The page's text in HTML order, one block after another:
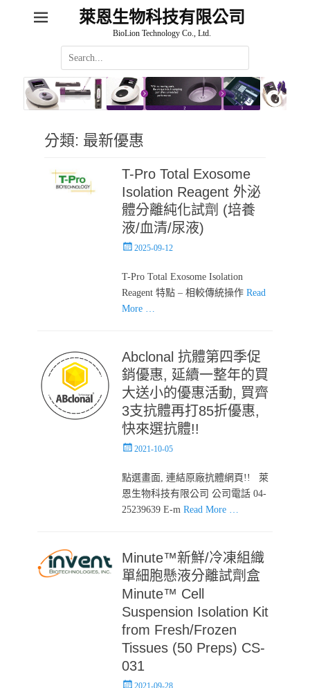
萊恩生物科技有限公司
BioLion Technology Co., Ltd.
Search
for:
分類: 最新優惠
T-Pro Total Exosome
Isolation Reagent 外泌
體分離純化試劑 (培養
液/血清/尿液)
Posted2025-09-12
T-Pro Total Exosome Isolation
Reagent 特點 – 相較傳統操作Read
More …
Abclonal 抗體第四季促
銷優惠, 延續一整年的買
大送小的優惠活動, 買齊
3支抗體再打85折優惠,
快來選抗體!!
Posted2021-10-05
點選畫面, 連結原廠抗體網頁!! 萊
恩生物科技有限公司 公司電話 04-
25239639 E-mRead More …
Minute™新鮮/冷凍組織
單細胞懸液分離試劑盒
Minute™ Cell
Suspension Isolation Kit
from Fresh/Frozen
Tissues (50 Preps) CS-
031
Posted2021-09-28